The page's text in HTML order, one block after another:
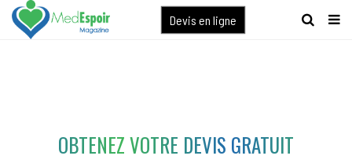
[maxbutton name="devis express"]
Devis en ligne
OBTENEZ VOTRE DEVIS GRATUIT